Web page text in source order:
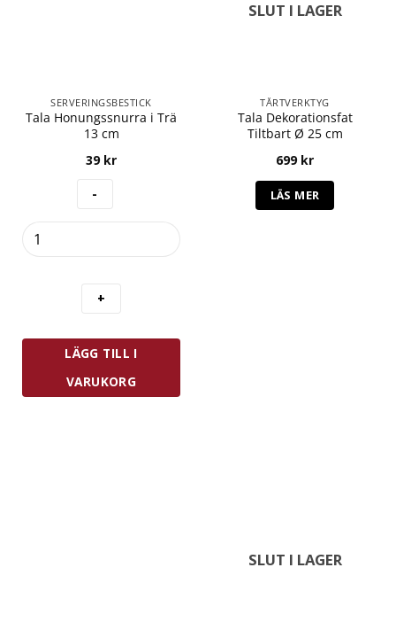
SERVERINGSBESTICK
Tala Honungssnurra i Trä
13 cm
39 kr
Honungssnurra
mängd
LÄGG TILL I
VARUKORG
SLUT I LAGER
TÅRTVERKTYG
Tala Dekorationsfat
Tiltbart Ø 25 cm
699 kr
LÄS MER
SLUT I LAGER